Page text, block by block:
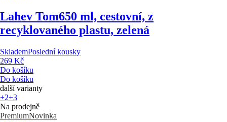
Lahev Tom650 ml, cestovní, z
recyklovaného plastu, zelená
SklademPoslední kousky
269 Kč
Do košíku
Do košíku
další varianty
+2+3
Na prodejně
PremiumNovinka